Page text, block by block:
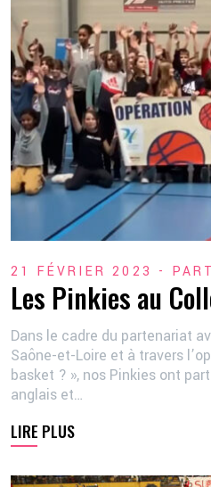
21 FÉVRIER 2023 -
Les Pinkies au
Dans le cadre du partenariat
Saône-et-Loire et à travers
basket ? », nos Pinkies ont
anglais et…
LIRE PLUS